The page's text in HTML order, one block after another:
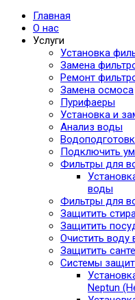
Главная
О нас
Услуги
Установка
Замена
Ремонт
Замена осмоса
Пурифаеры
Установка и
Анализ воды
Подключить
Фильтры для
воды
Фильтры для
Защитить
Защитить
Очистить воду
Защитить
Системы
Neptun